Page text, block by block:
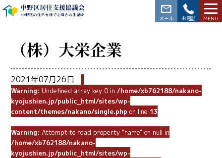
中野区居住支援協議会
中野区の住宅支援で心豊かな生活を
（株）大栄企業
2021年07月26日
Warning: Undefined array key 0 in /home/xb762188/nakano-
kyojushien.jp/public_html/sites/wp-
content/themes/nakano/single.php on line 13
Warning: Attempt to read property "name" on null in
/home/xb762188/nakano-
kyojushien.jp/public_html/sites/wp-